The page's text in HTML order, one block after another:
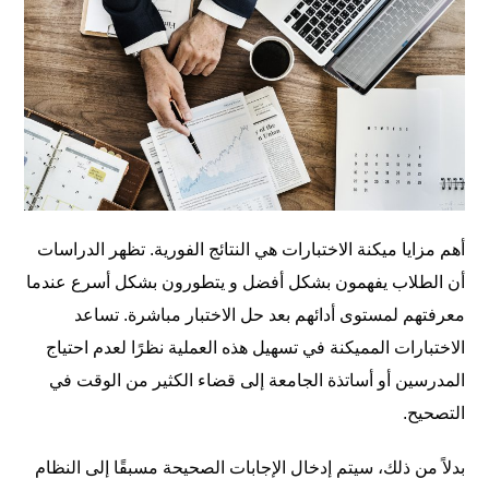
أهم مزايا ميكنة الاختبارات هي النتائج الفورية. تظهر الدراسات
أن الطلاب يفهمون بشكل أفضل و يتطورون بشكل أسرع عندما
معرفتهم لمستوى أدائهم بعد حل الاختبار مباشرة. تساعد
الاختبارات المميكنة في تسهيل هذه العملية نظرًا لعدم احتياج
المدرسين أو أساتذة الجامعة إلى قضاء الكثير من الوقت في
التصحيح.
بدلاً من ذلك، سيتم إدخال الإجابات الصحيحة مسبقًا إلى النظام